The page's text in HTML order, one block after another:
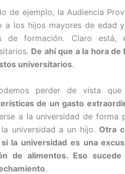
de ejemplo, la Audiencia
a los hijos mayores de edad
de formación. Claro está,
De ahí que a la hora
universitarios.
perder de vista que
de un gasto
a la universidad de forma
universidad a un hijo. Otra
la universidad es una
de alimentos. Eso
.